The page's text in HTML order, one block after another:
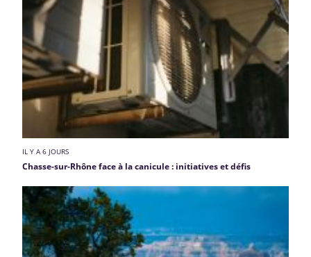
IL Y A 6 JOURS
Chasse-sur-Rhône face à la canicule : initiatives et défis